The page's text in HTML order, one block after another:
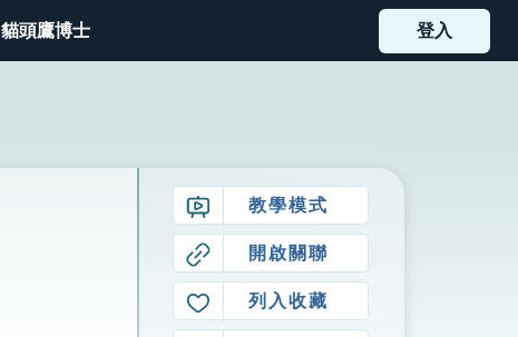
貓頭鷹博士 登入
教學模式
開啟關聯
列入收藏